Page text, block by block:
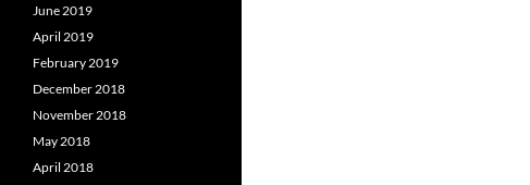
June 2019
April 2019
February 2019
December 2018
November 2018
May 2018
April 2018